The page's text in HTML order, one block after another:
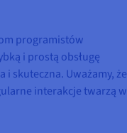
programistów
i prostą obsługę
skuteczna. Uważamy, że
interakcje twarzą w